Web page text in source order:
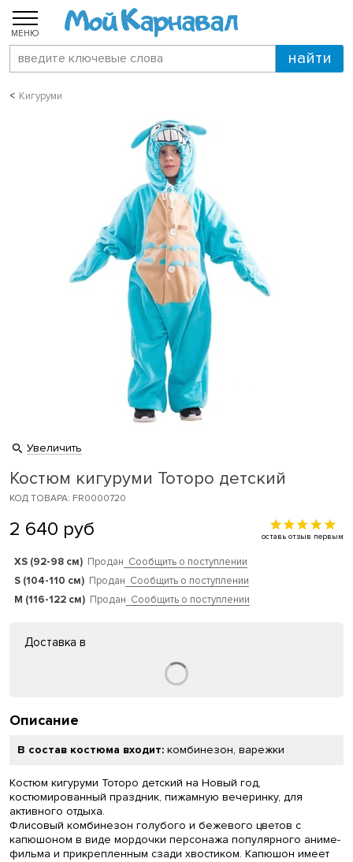
МЕНЮ
Кигуруми
Увеличить
Костюм кигуруми Тоторо детский
КОД ТОВАРА: FR0000720
2 640 руб оставь отзыв первым
XS (92-98 см) Продан Сообщить о поступлении
S (104-110 см) Продан Сообщить о поступлении
M (116-122 см) Продан Сообщить о поступлении
Доставка в
Описание
В состав костюма входит: комбинезон, варежки
Костюм кигуруми Тоторо детский на Новый год,
костюмированный праздник, пижамную вечеринку, для
активного отдыха.
Флисовый комбинезон голубого и бежевого цветов с
капюшоном в виде мордочки персонажа популярного аниме-
фильма и прикрепленным сзади хвостиком. Капюшон имеет